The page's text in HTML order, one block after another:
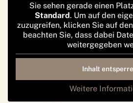
Sie sehen gerade einen
Standard. Um auf den
zuzugreifen, klicken Sie auf
beachten Sie, dass dabei
weitergegeben
Inhalt
Weitere